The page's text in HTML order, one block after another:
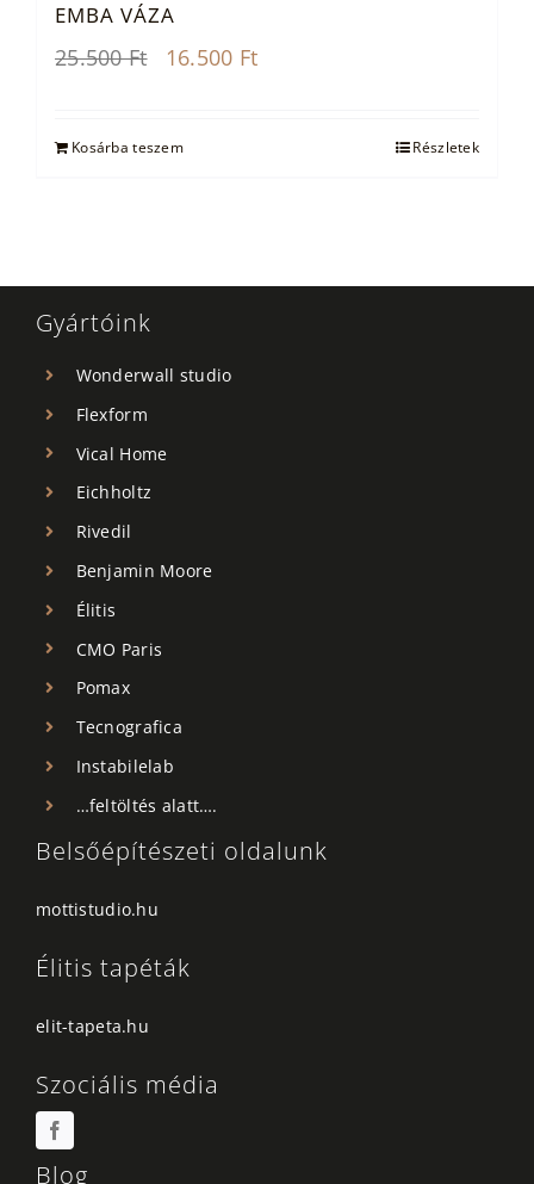
EMBA VÁZA
25.500Ft
Original
25.500 Ft.
16.500 Ft
Kosárba teszem Részletek
Gyártóink
Wonderwall studio
Flexform
Vical Home
Eichholtz
Rivedil
Benjamin Moore
Élitis
CMO Paris
Pomax
Tecnografica
Instabilelab
…feltöltés alatt….
Belsőépítészeti oldalunk
mottistudio.hu
Élitis tapéták
elit-tapeta.hu
Szociális média
Blog